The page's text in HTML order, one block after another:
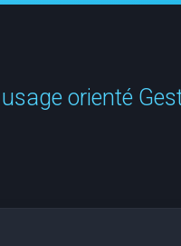
orienté
avancée